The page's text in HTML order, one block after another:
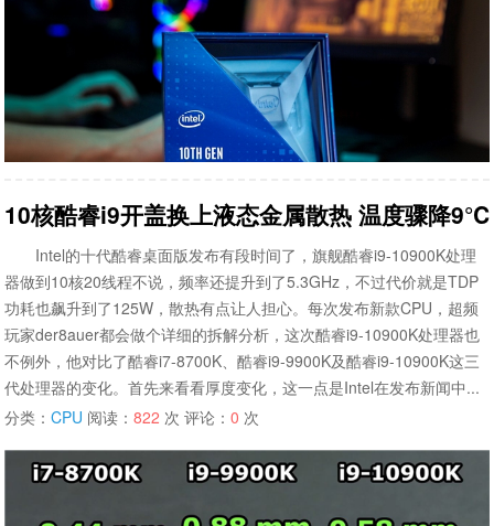
10核酷睿i9开盖换上液态金属散热 温度骤降9°C
Intel的十代酷睿桌面版发布有段时间了，旗舰酷睿i9-10900K处理
器做到10核20线程不说，频率还提升到了5.3GHz，不过代价就是TDP
功耗也飙升到了125W，散热有点让人担心。每次发布新款CPU，超频
玩家der8auer都会做个详细的拆解分析，这次酷睿i9-10900K处理器也
不例外，他对比了酷睿i7-8700K、酷睿i9-9900K及酷睿i9-10900K这三
代处理器的变化。首先来看看厚度变化，这一点是Intel在发布新闻中...
分类：CPU 阅读：822 次 评论：0 次